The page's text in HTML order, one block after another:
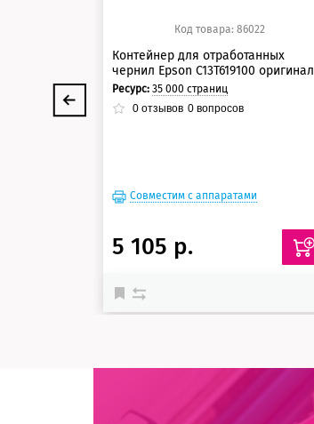
Код товара: 86022
Контейнер для отработанных
чернил Epson C13T619100 оригинал
Ресурс:35 000 страниц
0 отзывов 0 вопросов
Совместим с аппаратами
5 105 р.